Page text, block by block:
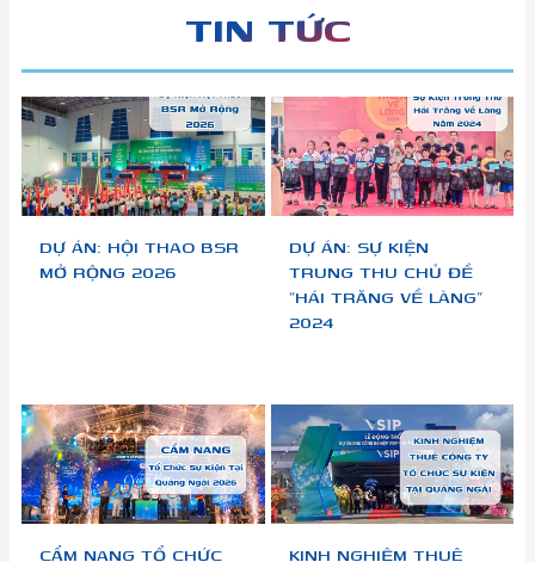
TIN TỨC
DỰ ÁN: HỘI THAO BSR
MỞ RỘNG 2026
DỰ ÁN: SỰ KIỆN
TRUNG THU CHỦ ĐỀ
“HÁI TRĂNG VỀ LÀNG”
2024
CẨM NANG TỔ CHỨC
KINH NGHIỆM THUÊ